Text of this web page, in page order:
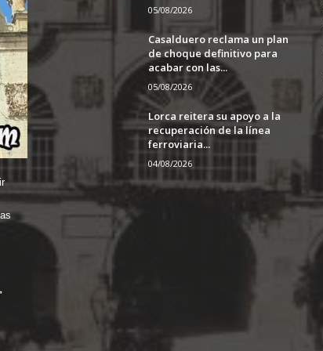
05/08/2026
Casalduero reclama un plan
de choque definitivo para
acabar con las...
05/08/2026
Lorca reitera su apoyo a la
recuperación de la línea
ferroviaria...
04/08/2026